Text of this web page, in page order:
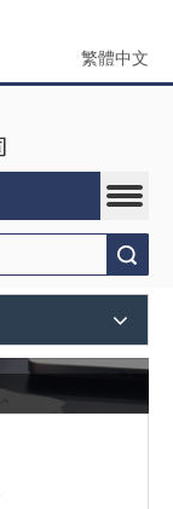
繁體中文